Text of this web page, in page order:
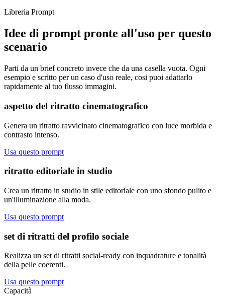
Libreria Prompt
Idee di prompt pronte all'uso per questo
scenario
Parti da un brief concreto invece che da una casella vuota. Ogni
esempio e scritto per un caso d'uso reale, cosi puoi adattarlo
rapidamente al tuo flusso immagini.
aspetto del ritratto cinematografico
Genera un ritratto ravvicinato cinematografico con luce morbida e
contrasto intenso.
Usa questo prompt
ritratto editoriale in studio
Crea un ritratto in studio in stile editoriale con uno sfondo pulito e
un'illuminazione alla moda.
Usa questo prompt
set di ritratti del profilo sociale
Realizza un set di ritratti social-ready con inquadrature e tonalità
della pelle coerenti.
Usa questo prompt
Capacità